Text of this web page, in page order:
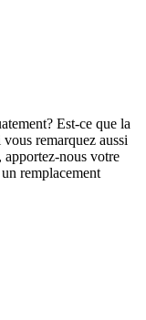
Est-ce que la
remarquez aussi
apportez-nous votre
remplacement